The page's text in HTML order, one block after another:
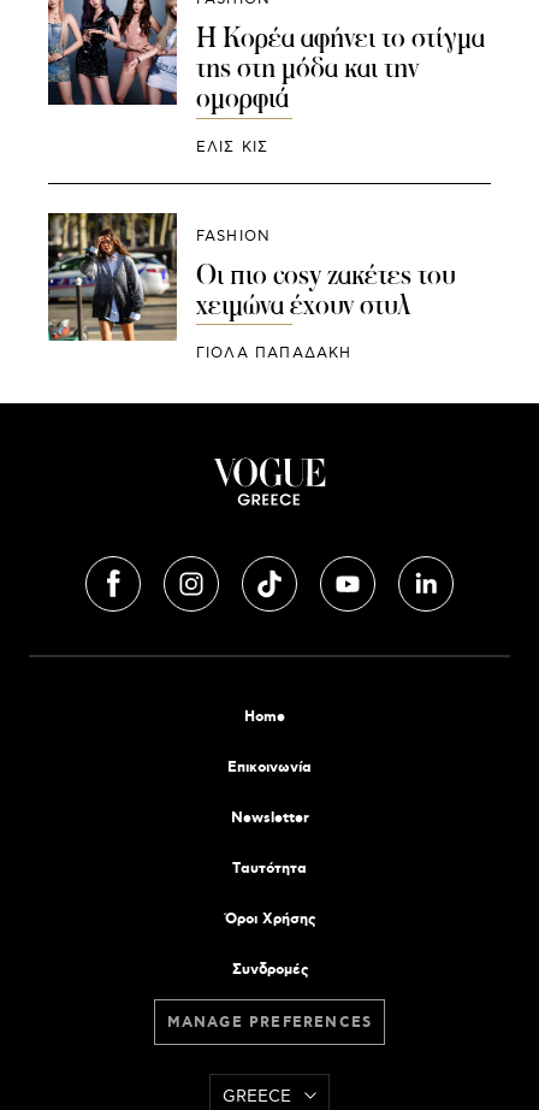
Η Κορέα αφήνει το στίγμα
της στη μόδα και την
ομορφιά
ΕΛΙΣ ΚΙΣ
FASHION
Οι πιο cosy ζακέτες του
χειμώνα έχουν στυλ
ΓΙΌΛΑ ΠΑΠΑΔΆΚΗ
Home
Επικοινωνία
Newsletter
Tαυτότητα
Όροι Χρήσης
Συνδρομές
MANAGE PREFERENCES
GREECE